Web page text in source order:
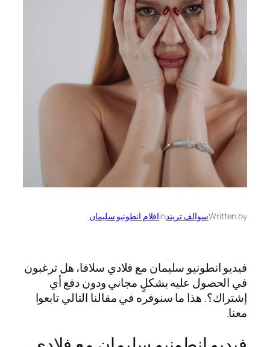
Written byسوالف تريندinافلام انطونيو سليمان
فيديو انطونيو سليمان مع فلادي سلافا، هل ترغبون
في الحصول عليه بشكلٍ مجاني ودون دفع أي
إشتراك؟. هذا ما سنوفره في مقالنا التالي تابعوا
معنا.